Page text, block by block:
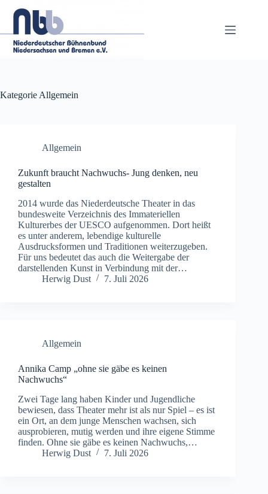
Inhalt
Kategorie Allgemein
Allgemein
Zukunft braucht Nachwuchs- Jung denken, neu
gestalten
2014 wurde das Niederdeutsche Theater in das
bundesweite Verzeichnis des Immateriellen
Kulturerbes der UESCO aufgenommen. Dort heißt
es unter anderem, lebendige kulturelle
Ausdrucksformen und Traditionen weiterzugeben.
Für uns bedeutet das auch die Weitergabe der
darstellenden Kunst in Verbindung mit der…
Herwig Dust
7. Juli 2026
Allgemein
Annika Camp „ohne sie gäbe es keinen
Nachwuchs“
Zwei Tage lang haben Kinder und Jugendliche
bewiesen, dass Theater mehr ist als nur Spiel – es ist
ein Ort, an dem junge Menschen wachsen, sich
ausprobieren, mutig werden und ihre eigene Stimme
finden. Ohne sie gäbe es keinen Nachwuchs,…
Herwig Dust
7. Juli 2026